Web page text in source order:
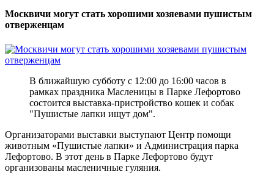
Москвичи могут стать хорошими хозяевами пушистым
отверженцам
В ближайшую субботу с 12:00 до 16:00 часов в
рамках праздника Масленицы в Парке Лефортово
состоится выставка-пристройство кошек и собак
"Пушистые лапки ищут дом".
Организаторами выставки выступают Центр помощи
животным «Пушистые лапки» и Администрация парка
Лефортово. В этот день в Парке Лефортово будут
организованы масленичные гуляния.